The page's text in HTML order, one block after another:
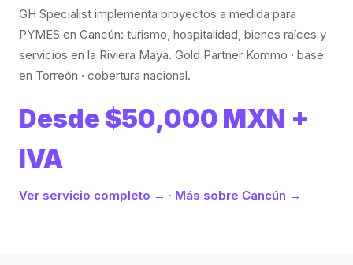
GH Specialist implementa proyectos a medida para
PYMES en Cancún: turismo, hospitalidad, bienes raíces y
servicios en la Riviera Maya. Gold Partner Kommo · base
en Torreón · cobertura nacional.
Desde $50,000 MXN +
IVA
Ver servicio completo → · Más sobre Cancún →